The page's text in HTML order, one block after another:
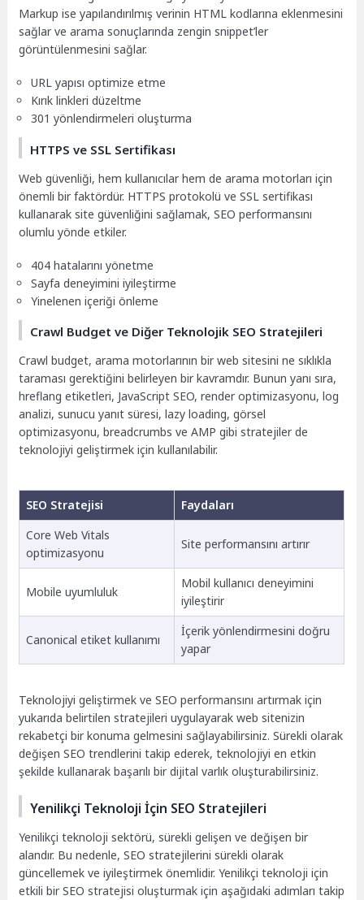
Markup ise yapılandırılmış verinin HTML kodlarına eklenmesini
sağlar ve arama sonuçlarında zengin snippet’ler
görüntülenmesini sağlar.
URL yapısı optimize etme
Kırık linkleri düzeltme
301 yönlendirmeleri oluşturma
HTTPS ve SSL Sertifikası
Web güvenliği, hem kullanıcılar hem de arama motorları için
önemli bir faktördür. HTTPS protokolü ve SSL sertifikası
kullanarak site güvenliğini sağlamak, SEO performansını
olumlu yönde etkiler.
404 hatalarını yönetme
Sayfa deneyimini iyileştirme
Yinelenen içeriği önleme
Crawl Budget ve Diğer Teknolojik SEO Stratejileri
Crawl budget, arama motorlarının bir web sitesini ne sıklıkla
taraması gerektiğini belirleyen bir kavramdır. Bunun yanı sıra,
hreflang etiketleri, JavaScript SEO, render optimizasyonu, log
analizi, sunucu yanıt süresi, lazy loading, görsel
optimizasyonu, breadcrumbs ve AMP gibi stratejiler de
teknolojiyi geliştirmek için kullanılabilir.
SEO Stratejisi
Faydaları
Core Web Vitals
optimizasyonu
Site performansını artırır
Mobile uyumluluk
Mobil kullanıcı deneyimini
iyileştirir
Canonical etiket kullanımı
İçerik yönlendirmesini doğru
yapar
Teknolojiyi geliştirmek ve SEO performansını artırmak için
yukarıda belirtilen stratejileri uygulayarak web sitenizin
rekabetçi bir konuma gelmesini sağlayabilirsiniz. Sürekli olarak
değişen SEO trendlerini takip ederek, teknolojiyi en etkin
şekilde kullanarak başarılı bir dijital varlık oluşturabilirsiniz.
Yenilikçi Teknoloji İçin SEO Stratejileri
Yenilikçi teknoloji sektörü, sürekli gelişen ve değişen bir
alandır. Bu nedenle, SEO stratejilerini sürekli olarak
güncellemek ve iyileştirmek önemlidir. Yenilikçi teknoloji için
etkili bir SEO stratejisi oluşturmak için aşağıdaki adımları takip